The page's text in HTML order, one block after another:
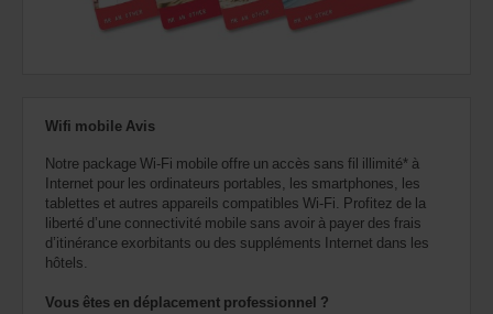
Wifi mobile Avis
Notre package Wi-Fi mobile offre un accès sans fil illimité* à
Internet pour les ordinateurs portables, les smartphones, les
tablettes et autres appareils compatibles Wi-Fi. Profitez de la
liberté d’une connectivité mobile sans avoir à payer des frais
d’itinérance exorbitants ou des suppléments Internet dans les
hôtels.
Vous êtes en déplacement professionnel ?